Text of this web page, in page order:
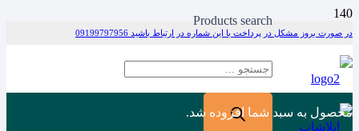
در صورت بروز مشکل در پرداخت با این شماره در ارتباط باشید 09199797956
Products search
محصول به سبد شما افزوده شد.